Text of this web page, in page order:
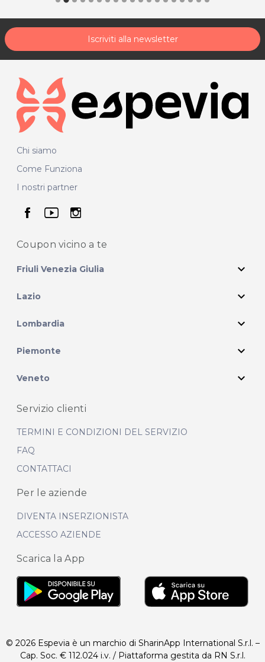
Iscriviti alla newsletter
Chi siamo
Come Funziona
I nostri partner
seguici su facebook
seguici su youtube
seguici su instagram
Coupon vicino a te
Friuli Venezia Giulia expand_more
Lazio expand_more
Lombardia expand_more
Piemonte expand_more
Veneto expand_more
Servizio clienti
TERMINI E CONDIZIONI DEL SERVIZIO
FAQ
CONTATTACI
Per le aziende
DIVENTA INSERZIONISTA
ACCESSO AZIENDE
Scarica la App
© 2026 Espevia è un marchio di SharinApp International S.r.l. –
Cap. Soc. € 112.024 i.v. / Piattaforma gestita da RN S.r.l.